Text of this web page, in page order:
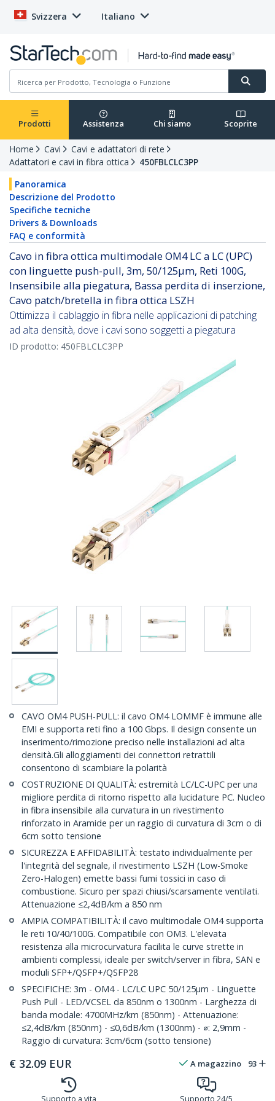
Svizzera Italiano
Prodotti Assistenza Chi siamo Scoprite
Home Cavi
Cavi e adattatori di rete
Adattatori e cavi in fibra ottica
450FBLCLC3PP
Panoramica
Descrizione del Prodotto
Specifiche tecniche
Drivers & Downloads
FAQ e conformità
Cavo in fibra ottica multimodale OM4 LC a LC (UPC)
con linguette push-pull, 3m, 50/125µm, Reti 100G,
Insensibile alla piegatura, Bassa perdita di inserzione,
Cavo patch/bretella in fibra ottica LSZH
Ottimizza il cablaggio in fibra nelle applicazioni di patching
ad alta densità, dove i cavi sono soggetti a piegatura
ID prodotto: 450FBLCLC3PP
CAVO OM4 PUSH-PULL: il cavo OM4 LOMMF è immune alle
EMI e supporta reti fino a 100 Gbps. Il design consente un
inserimento/rimozione preciso nelle installazioni ad alta
densità.Gli alloggiamenti dei connettori retrattili
consentono di scambiare la polarità
COSTRUZIONE DI QUALITÀ: estremità LC/LC-UPC per una
migliore perdita di ritorno rispetto alla lucidature PC. Nucleo
in fibra insensibile alla curvatura in un rivestimento
rinforzato in Aramide per un raggio di curvatura di 3cm o di
6cm sotto tensione
SICUREZZA E AFFIDABILITÀ: testato individualmente per
l'integrità del segnale, il rivestimento LSZH (Low-Smoke
Zero-Halogen) emette bassi fumi tossici in caso di
combustione. Sicuro per spazi chiusi/scarsamente ventilati.
Attenuazione ≤2,4dB/km a 850 nm
AMPIA COMPATIBILITÀ: il cavo multimodale OM4 supporta
le reti 10/40/100G. Compatibile con OM3. L'elevata
resistenza alla microcurvatura facilita le curve strette in
ambienti complessi, ideale per switch/server in fibra, SAN e
moduli SFP+/QSFP+/QSFP28
SPECIFICHE: 3m - OM4 - LC/LC UPC 50/125µm - Linguette
Push Pull - LED/VCSEL da 850nm o 1300nm - Larghezza di
banda modale: 4700MHz/km (850nm) - Attenuazione:
≤2,4dB/km (850nm) - ≤0,6dB/km (1300nm) - ⌀: 2,9mm -
Raggio di curvatura: 3cm/6cm (sotto tensione)
€ 32.09 EUR A magazzino 93
Supporto a vita Supporto 24/5